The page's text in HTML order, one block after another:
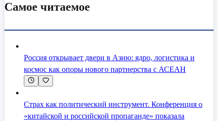
Самое читаемое
Россия открывает двери в Азию: ядро, логистика и
космос как опоры нового партнерства с АСЕАН
Страх как политический инструмент. Конференция о
«китайской и российской пропаганде» показала